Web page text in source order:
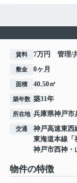
賃料 7万円 管理/
敷金 0ヶ月
面積 40.50㎡
築年数 築31年
所在地 兵庫県神戸市
交通 神戸高速東西
東海道本線 「
神戸市西神・
物件の特徴